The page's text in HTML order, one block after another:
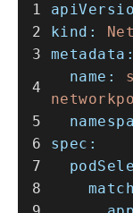
kind:
metadata:
name:
spec: